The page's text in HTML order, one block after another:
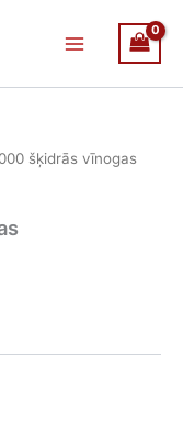
Menu
šķidrās vīnogas